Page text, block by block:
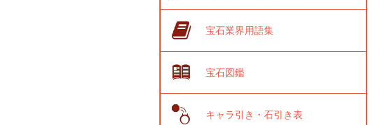
宝石業界用語集
宝石図鑑
キャラ引き・石引き表